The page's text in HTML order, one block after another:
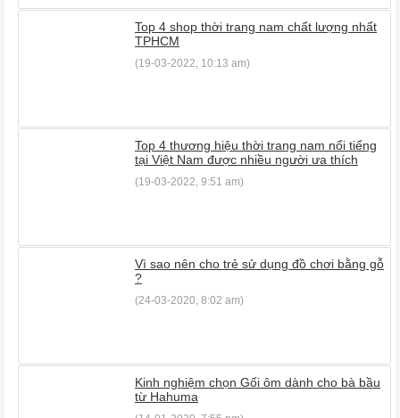
Top 4 shop thời trang nam chất lượng nhất
TPHCM
(19-03-2022, 10:13 am)
Top 4 thương hiệu thời trang nam nổi tiếng
tại Việt Nam được nhiều người ưa thích
(19-03-2022, 9:51 am)
Vì sao nên cho trẻ sử dụng đồ chơi bằng gỗ
?
(24-03-2020, 8:02 am)
Kinh nghiệm chọn Gối ôm dành cho bà bầu
từ Hahuma